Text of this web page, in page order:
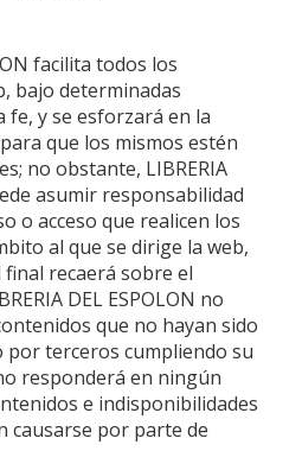
facilita todos los
bajo determinadas
fe, y se esforzará en la
que los mismos estén
no obstante, LIBRERIA
asumir responsabilidad
o acceso que realicen los
al que se dirige la web,
recaerá sobre el
DEL ESPOLON no
que no hayan sido
terceros cumpliendo su
responderá en ningún
e indisponibilidades
causarse por parte de